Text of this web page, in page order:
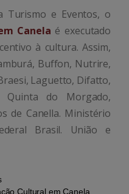
Turismo e Eventos, o
Canela é executado
à cultura. Assim,
Buffon, Nutrire,
Laguetto, Difatto,
Quinta do Morgado,
de Canella. Ministério
Brasil. União e
Cultural em Canela